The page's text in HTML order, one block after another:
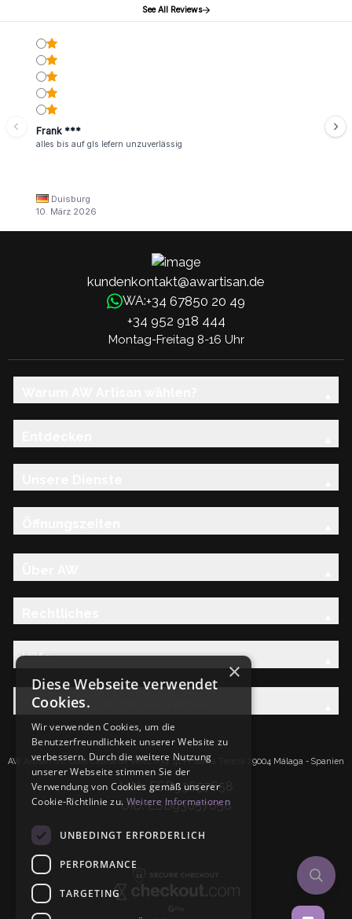
See All Reviews
Frank ***
alles bis auf gls lefern unzuverlässig
Duisburg
10. März 2026
kundenkontakt@awartisan.de
WA:+34 67850 20 49
+34 952 918 444
Montag-Freitag 8-16 Uhr
Hilfe
Entdecken Sie die AW-Familie
AW Artisan S.L.Calle Caleta de Velez n39, 41 PI Santa Tereza 29004 Málaga - Spanien
IdNr: ESB93657658
UID: ESB93657658
×
Diese Webseite verwendet
Cookies.
Wir verwenden Cookies, um die
Benutzerfreundlichkeit unserer Website zu
verbessern. Durch die weitere Nutzung
unserer Webseite stimmen Sie der
Verwendung von Cookies gemäß unserer
Cookie-Richtlinie zu. Weitere Informationen
UNBEDINGT ERFORDERLICH
PERFORMANCE
TARGETING